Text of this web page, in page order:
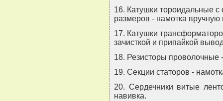
16. Катушки тороидальные
размеров - намотка вручную
17. Катушки
зачисткой и припайкой
18. Резисторы проволочные
19. Секции статоров -
20. Сердечники витые
навивка.